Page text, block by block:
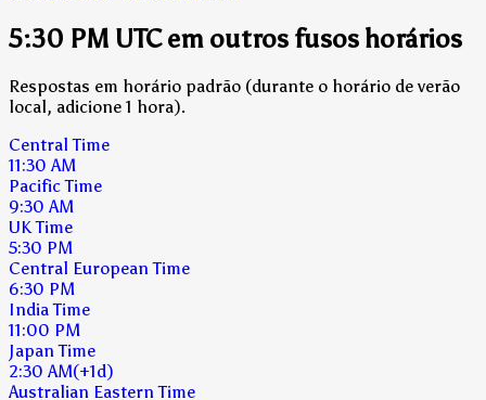
5:30 PM UTC em outros fusos horários
Respostas em horário padrão (durante o horário de verão
local, adicione 1 hora).
Central Time
11:30 AM
Pacific Time
9:30 AM
UK Time
5:30 PM
Central European Time
6:30 PM
India Time
11:00 PM
Japan Time
2:30 AM(+1d)
Australian Eastern Time